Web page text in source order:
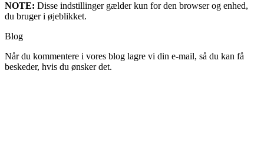
NOTE: Disse indstillinger gælder kun for den browser og enhed,
du bruger i øjeblikket.
Blog
Når du kommentere i vores blog lagre vi din e-mail, så du kan få
beskeder, hvis du ønsker det.